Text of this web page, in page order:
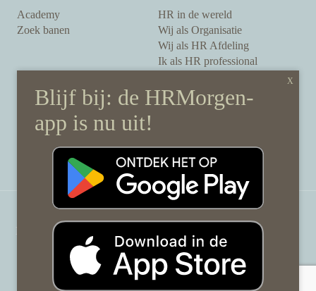
Academy
Zoek banen
HR in de wereld
Wij als Organisatie
Wij als HR Afdeling
Ik als HR professional
Onze auteurs
Onze partners
Sponsoring
Over HRMorgen
Disclaimer & gedragscode
HRMorgen.nl